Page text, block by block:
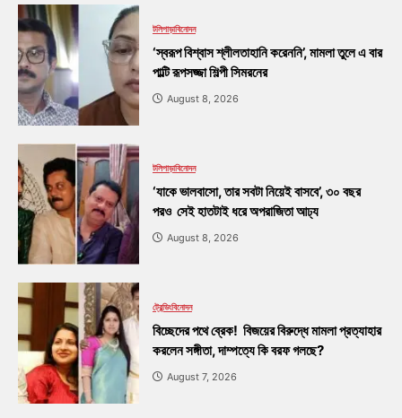
টলিপাড়াবিনোদন
‘স্বরূপ বিশ্বাস শ্লীলতাহানি করেননি’, মামলা তুলে এ বার
পাল্টি রূপসজ্জা শিল্পী সিমরনের
August 8, 2026
টলিপাড়াবিনোদন
‘যাকে ভালবাসো, তার সবটা নিয়েই বাসবে’, ৩০ বছর
পরও সেই হাতটাই ধরে অপরাজিতা আঢ্য
August 8, 2026
ট্রেন্ডিংবিনোদন
বিচ্ছেদের পথে ব্রেক! বিজয়ের বিরুদ্ধে মামলা প্রত্যাহার
করলেন সঙ্গীতা, দাম্পত্যে কি বরফ গলছে?
August 7, 2026